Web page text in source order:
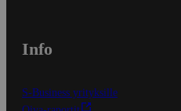
Info
S-Business yrityksille